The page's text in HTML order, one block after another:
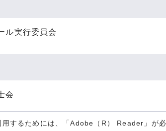
ル実行委員会
会
するためには、「Adobe（R） Reader」が